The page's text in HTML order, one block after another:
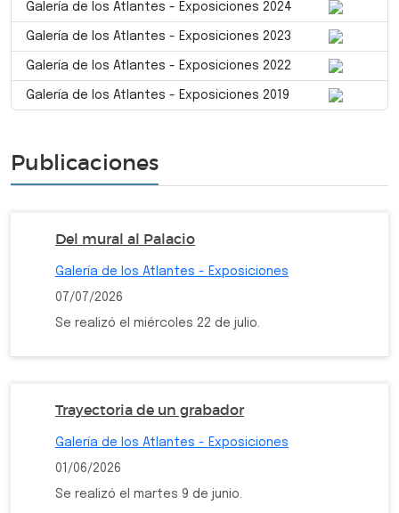
Galería de los Atlantes - Exposiciones 2024
Galería de los Atlantes - Exposiciones 2023
Galería de los Atlantes - Exposiciones 2022
Galería de los Atlantes - Exposiciones 2019
Publicaciones
Del mural al Palacio
Galería de los Atlantes - Exposiciones
07/07/2026
Se realizó el miércoles 22 de julio.
Trayectoria de un grabador
Galería de los Atlantes - Exposiciones
01/06/2026
Se realizó el martes 9 de junio.